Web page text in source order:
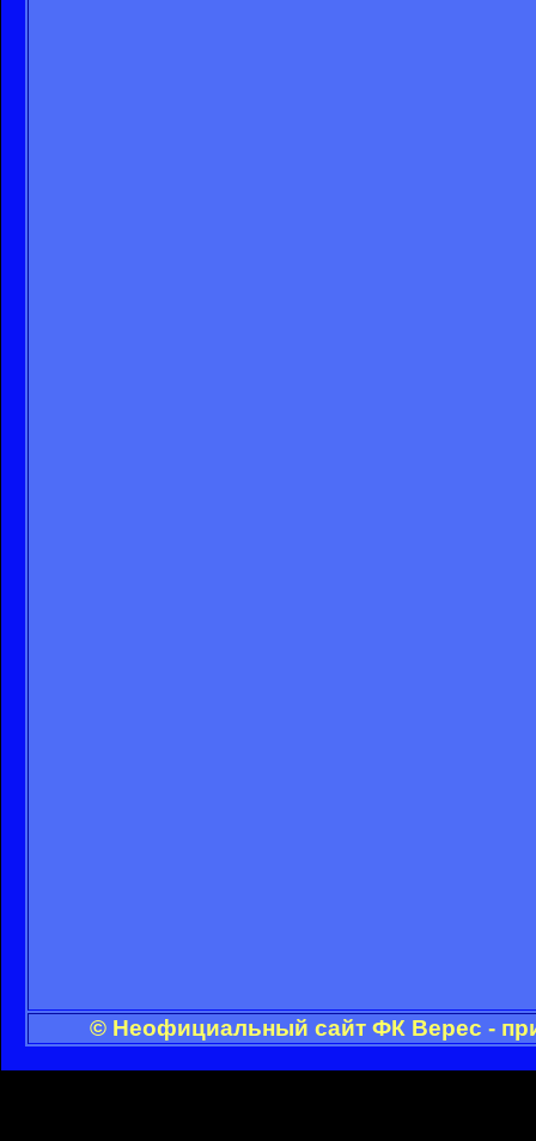
© Неофициальный сайт ФК Верес -